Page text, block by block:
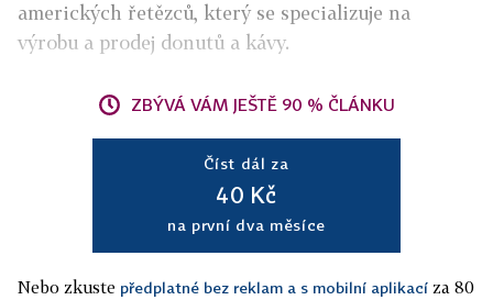
amerických řetězců, který se specializuje na
výrobu a prodej donutů a kávy.
ZBÝVÁ VÁM JEŠTĚ 90 % ČLÁNKU
Číst dál za
40 Kč
na první dva měsíce
Nebo zkuste předplatné bez reklam a s mobilní aplikací za 80